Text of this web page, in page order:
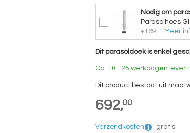
Nodig om
Parasolhoes
+169,-
Meer
Dit parasoldoek is enkel
Ca. 10 - 25 werkdagen
Dit product bestaat uit
692,00
Verzendkosten : gratis!